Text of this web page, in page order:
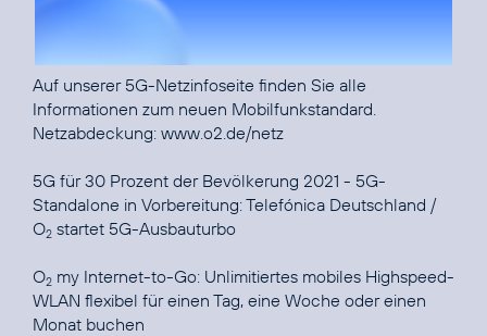
Auf unserer 5G-Netzinfoseite finden Sie alle
Informationen zum neuen Mobilfunkstandard.
Netzabdeckung: www.o2.de/netz
5G für 30 Prozent der Bevölkerung 2021 - 5G-
Standalone in Vorbereitung:Telefónica Deutschland /
O2 startet 5G-Ausbauturbo
O2 my Internet-to-Go: Unlimitiertes mobiles Highspeed-
WLAN flexibel für einen Tag, eine Woche oder einen
Monat buchen